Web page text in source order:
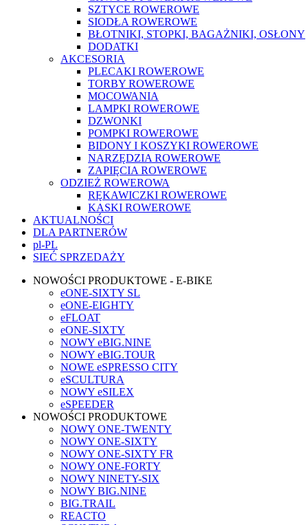
SZTYCE ROWEROWE
SIODŁA ROWEROWE
BŁOTNIKI, STOPKI, BAGAŻNIKI, OSŁONY
DODATKI
AKCESORIA
PLECAKI ROWEROWE
TORBY ROWEROWE
MOCOWANIA
LAMPKI ROWEROWE
DZWONKI
POMPKI ROWEROWE
BIDONY I KOSZYKI ROWEROWE
NARZĘDZIA ROWEROWE
ZAPIĘCIA ROWEROWE
ODZIEŻ ROWEROWA
RĘKAWICZKI ROWEROWE
KASKI ROWEROWE
AKTUALNOŚCI
DLA PARTNERÓW
pl-PL
SIEĆ SPRZEDAŻY
NOWOŚCI PRODUKTOWE - E-BIKE
eONE-SIXTY SL
eONE-EIGHTY
eFLOAT
eONE-SIXTY
NOWY eBIG.NINE
NOWY eBIG.TOUR
NOWE eSPRESSO CITY
eSCULTURA
NOWY eSILEX
eSPEEDER
NOWOŚCI PRODUKTOWE
NOWY ONE-TWENTY
NOWY ONE-SIXTY
NOWY ONE-SIXTY FR
NOWY ONE-FORTY
NOWY NINETY-SIX
NOWY BIG.NINE
BIG.TRAIL
REACTO